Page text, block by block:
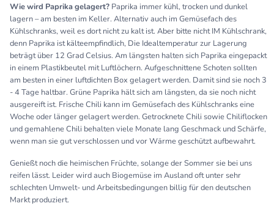
Wie wird Paprika gelagert? Paprika immer kühl, trocken und dunkel
lagern – am besten im Keller. Alternativ auch im Gemüsefach des
Kühlschranks, weil es dort nicht zu kalt ist. Aber bitte nicht IM Kühlschrank,
denn Paprika ist kälteempfindlich, Die Idealtemperatur zur Lagerung
beträgt über 12 Grad Celsius. Am längsten halten sich Paprika eingepackt
in einem Plastikbeutel mit Luftlöchern. Aufgeschnittene Schoten sollten
am besten in einer luftdichten Box gelagert werden. Damit sind sie noch 3
- 4 Tage haltbar. Grüne Paprika hält sich am längsten, da sie noch nicht
ausgereift ist. Frische Chili kann im Gemüsefach des Kühlschranks eine
Woche oder länger gelagert werden. Getrocknete Chili sowie Chiliflocken
und gemahlene Chili behalten viele Monate lang Geschmack und Schärfe,
wenn man sie gut verschlossen und vor Wärme geschützt aufbewahrt.
Genießt noch die heimischen Früchte, solange der Sommer sie bei uns
reifen lässt. Leider wird auch Biogemüse im Ausland oft unter sehr
schlechten Umwelt- und Arbeitsbedingungen billig für den deutschen
Markt produziert.